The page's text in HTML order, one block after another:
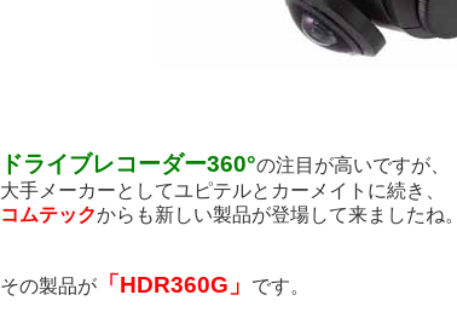
ドライブレコーダー360°の注目が高いですが、
大手メーカーとしてユピテルとカーメイトに続き、
コムテックからも新しい製品が登場して来ましたね。
その製品が 「HDR360G」 です。